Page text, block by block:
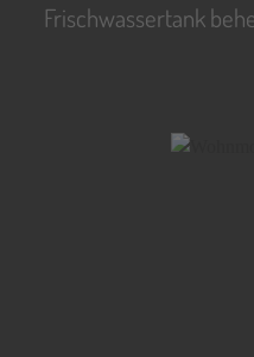
Frischwassertank